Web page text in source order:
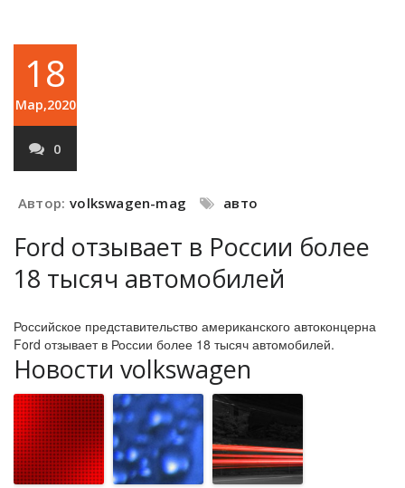
18
Мар,2020
0
Автор: volkswagen-mag авто
Ford отзывает в России более
18 тысяч автомобилей
Российское представительство американского автоконцерна
Ford отзывает в России более 18 тысяч автомобилей.
Новости volkswagen